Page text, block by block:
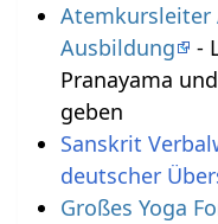
Atemkursleiter
Ausbildung
-
Pranayama
geben
Sanskrit
deutscher
Großes Yoga